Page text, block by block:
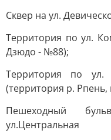
Сквер на ул.
Территория по ул.
Дзюдо - №88);
Территория по
(территория р. Рпень,
Пешеходный
ул.Центральная